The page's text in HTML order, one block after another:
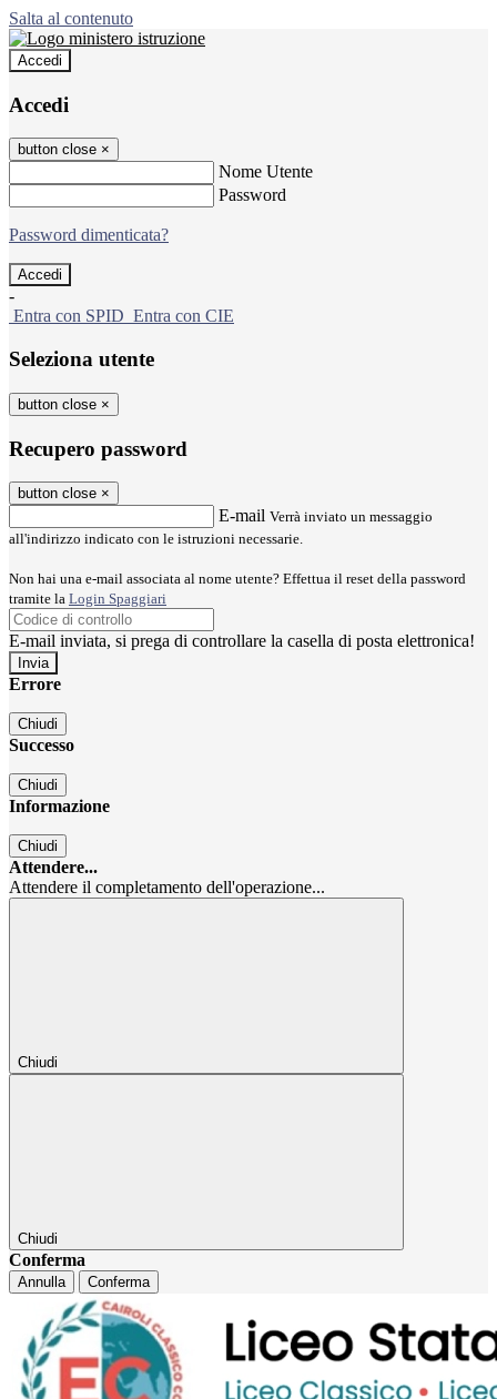
Salta al contenuto
Accedi
Accedi
button close ×
Nome Utente
Password
Password dimenticata?
-
Entra con SPID Entra con CIE
Seleziona utente
button close ×
Recupero password
button close ×
E-mail Verrà inviato un messaggio
all'indirizzo indicato con le istruzioni necessarie.
Non hai una e-mail associata al nome utente? Effettua il reset della password
tramite la Login Spaggiari
E-mail inviata, si prega di controllare la casella di posta elettronica!
Errore
Chiudi
Successo
Chiudi
Informazione
Chiudi
Attendere...
Attendere il completamento dell'operazione...
Chiudi
Chiudi
Conferma
Annulla Conferma